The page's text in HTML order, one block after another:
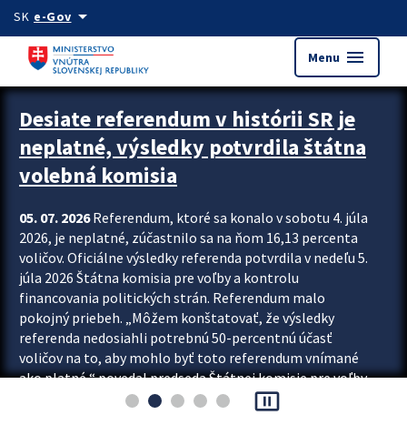
Preskocit na hlavný obsah
SK e-Govarrow_drop_down
Menu menu
Zastavit automatický posun upútavok
Desiate referendum v histórii SR je
neplatné, výsledky potvrdila štátna
volebná komisia
05. 07. 2026Referendum, ktoré sa konalo v sobotu 4. júla
2026, je neplatné, zúčastnilo sa na ňom 16,13 percenta
voličov. Oficiálne výsledky referenda potvrdila v nedeľu 5.
júla 2026 Štátna komisia pre voľby a kontrolu
financovania politických strán. Referendum malo
pokojný priebeh. „Môžem konštatovať, že výsledky
referenda nedosiahli potrebnú 50-percentnú účasť
voličov na to, aby mohlo byť toto referendum vnímané
ako platné,“ povedal predseda Štátnej komisie pre voľby
a kontrolu financovania politických...
pause_presentation